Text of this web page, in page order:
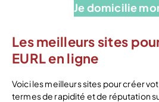
Je domicilie
Les meilleurs sites
EURL en ligne
Voici les meilleurs sites pour créer
termes de rapidité et de réputation